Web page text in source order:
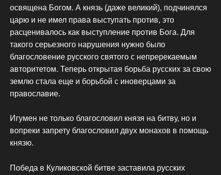
освящена Богом. А князь (даже великий), подчинялся
царю и не имел права выступать против, это
расценивалось как выступление против Бога. Для
такого серьезного нарушения нужно было
благословение русского святого с непререкаемым
авторитетом. Теперь открытая борьба русских за свою
землю стала еще и борьбой с иноверцами за
православие.
Игумен не только благословил князя на битву, но и
вопреки запрету благословил двух монахов в помощь
князю.
Победа в Куликовской битве заставила русских